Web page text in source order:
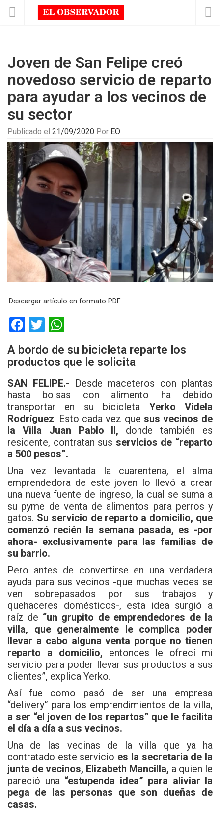
Joven de San Felipe creó
novedoso servicio de reparto
para ayudar a los vecinos de
su sector
Publicado el 21/09/2020 Por EO
Descargar artículo en formato PDF
F
ce
b
o
o
k
T
wi
tt
er
at
s
A
p
p
A bordo de su bicicleta reparte los
productos que le solicita
SAN FELIPE.- Desde maceteros con plantas
hasta bolsas con alimento ha debido
transportar en su bicicleta Yerko Videla
Rodríguez. Esto cada vez que sus vecinos de
la Villa Juan Pablo II, donde también es
residente, contratan sus servicios de “reparto
a 500 pesos”.
Una vez levantada la cuarentena, el alma
emprendedora de este joven lo llevó a crear
una nueva fuente de ingreso, la cual se suma a
su pyme de venta de alimentos para perros y
gatos. Su servicio de reparto a domicilio, que
comenzó recién la semana pasada, es -por
ahora- exclusivamente para las familias de
su barrio.
Pero antes de convertirse en una verdadera
ayuda para sus vecinos -que muchas veces se
ven sobrepasados por sus trabajos y
quehaceres domésticos-, esta idea surgió a
raíz de “un grupito de emprendedores de la
villa, que generalmente le complica poder
llevar a cabo alguna venta porque no tienen
reparto a domicilio, entonces le ofrecí mi
servicio para poder llevar sus productos a sus
clientes”, explica Yerko.
Así fue como pasó de ser una empresa
“delivery” para los emprendimientos de la villa,
a ser “el joven de los repartos” que le facilita
el día a día a sus vecinos.
Una de las vecinas de la villa que ya ha
contratado este servicio es la secretaria de la
junta de vecinos, Elizabeth Mancilla, a quien le
pareció una “estupenda idea” para aliviar la
pega de las personas que son dueñas de
casas.